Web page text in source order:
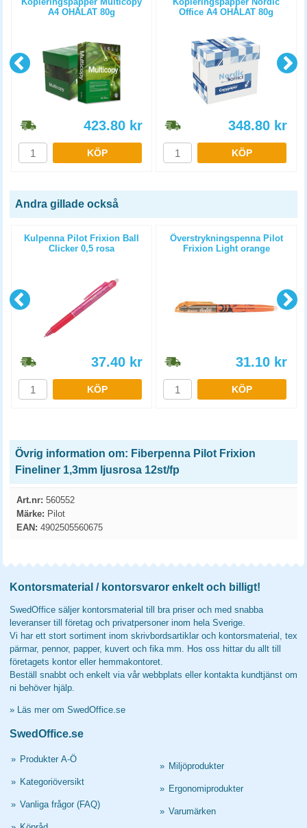
A4 OHÅLAT 80g
423.80 kr
KÖP
Office A4 OHÅLAT 80g
348.80 kr
KÖP
Andra gillade också
Kulpenna Pilot Frixion Ball
Clicker 0,5 rosa
37.40 kr
KÖP
Överstrykningspenna Pilot
Frixion Light orange
31.10 kr
KÖP
Övrig information om: Fiberpenna Pilot Frixion
Fineliner 1,3mm ljusrosa 12st/fp
Art.nr: 560552
Märke: Pilot
EAN: 4902505560675
Kontorsmaterial / kontorsvaror enkelt och billigt!
SwedOffice säljer kontorsmaterial till bra priser och med snabba
leveranser till företag och privatpersoner inom hela Sverige.
Vi har ett stort sortiment inom skrivbordsartiklar och kontorsmaterial, tex
pärmar, pennor, papper, kuvert och fika mm. Hos oss hittar du allt till
företagets kontor eller hemmakontoret.
Beställ snabbt och enkelt via vår webbplats eller kontakta kundtjänst om
ni behöver hjälp.
» Läs mer om SwedOffice.se
SwedOffice.se
» Produkter A-Ö
» Kategoriöversikt
» Vanliga frågor (FAQ)
» Miljöprodukter
» Ergonomiprodukter
» Varumärken